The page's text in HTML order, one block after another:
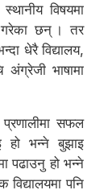
विषयमा
गरेका छन् । तर
धेरै विद्यालय,
अंग्रेजी भाषामा
प्रणालीमा सफल
हो भन्ने बुझाइ
पढाउनु हो भन्ने
पनि